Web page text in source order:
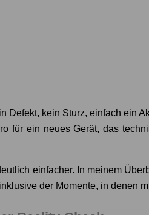
kein Sturz, einfach ein
für ein neues Gerät, das
einfacher. In meinem
der Momente, in denen